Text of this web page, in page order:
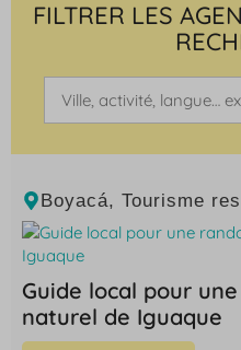
FILTRER LES
Boyacá, Tourisme
Guide local pour
naturel de Iguaque